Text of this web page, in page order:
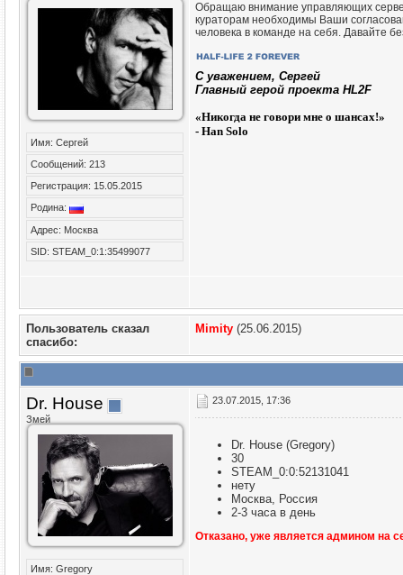
Имя: Сергей
Сообщений: 213
Регистрация: 15.05.2015
Родина:
Адрес: Москва
SID: STEAM_0:1:35499077
Обращаю внимание управляющих
кураторам необходимы Ваши
человека в команде на себя. Давайте
C уважением, Сергей
Главный герой проекта HL2F
«Никогда не говори мне о шансах!»
- Han Solo
Пользователь сказал
cпасибо:
Mimity (25.06.2015)
Dr. House
Змей
Имя: Gregory
23.07.2015, 17:36
Dr. House (Gregory)
30
STEAM_0:0:52131041
нету
Москва, Россия
2-3 часа в день
Отказано, уже является админом на